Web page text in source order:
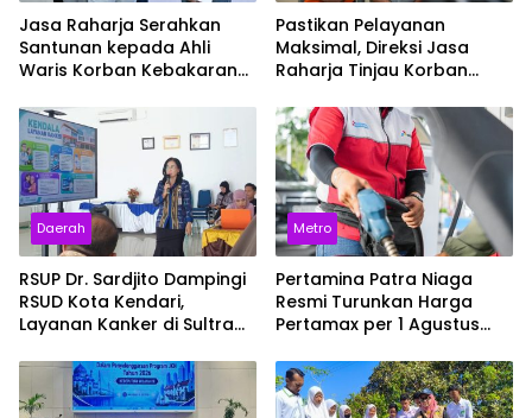
Jasa Raharja Serahkan
Santunan kepada Ahli
Waris Korban Kebakaran
Pastikan Pelayanan
Maksimal, Direksi Jasa
Raharja Tinjau Korban
Sentosa II
Daerah
RSUP Dr. Sardjito Dampingi
RSUD Kota Kendari,
Layanan Kanker di Sultra
Metro
Pertamina Patra Niaga
Resmi Turunkan Harga
Pertamax per 1 Agustus
Sekarang